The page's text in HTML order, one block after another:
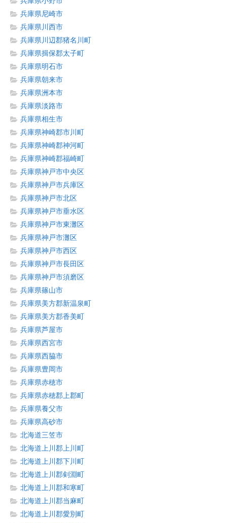
兵庫県尼崎市
兵庫県川西市
兵庫県川辺郡猪名川町
兵庫県揖保郡太子町
兵庫県明石市
兵庫県朝来市
兵庫県洲本市
兵庫県淡路市
兵庫県相生市
兵庫県神崎郡市川町
兵庫県神崎郡神河町
兵庫県神崎郡福崎町
兵庫県神戸市中央区
兵庫県神戸市兵庫区
兵庫県神戸市北区
兵庫県神戸市垂水区
兵庫県神戸市東灘区
兵庫県神戸市灘区
兵庫県神戸市西区
兵庫県神戸市長田区
兵庫県神戸市須磨区
兵庫県篠山市
兵庫県美方郡新温泉町
兵庫県美方郡香美町
兵庫県芦屋市
兵庫県西宮市
兵庫県西脇市
兵庫県豊岡市
兵庫県赤穂市
兵庫県赤穂郡上郡町
兵庫県養父市
兵庫県高砂市
北海道三笠市
北海道上川郡上川町
北海道上川郡下川町
北海道上川郡剣淵町
北海道上川郡和寒町
北海道上川郡当麻町
北海道上川郡愛別町